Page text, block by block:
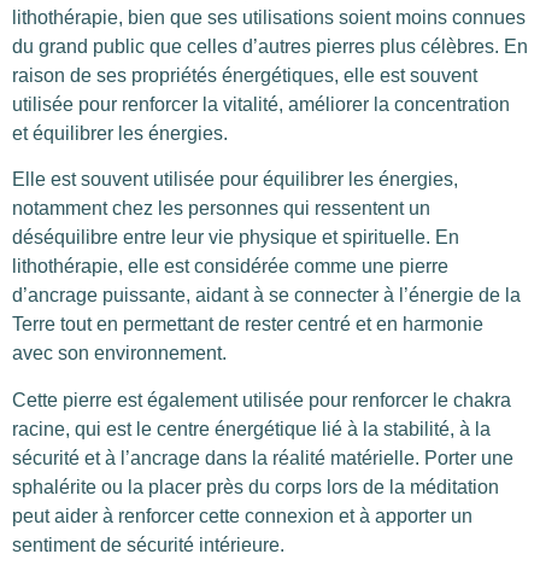
lithothérapie, bien que ses utilisations soient moins connues
du grand public que celles d’autres pierres plus célèbres. En
raison de ses propriétés énergétiques, elle est souvent
utilisée pour renforcer la vitalité, améliorer la concentration
et équilibrer les énergies.
Elle est souvent utilisée pour équilibrer les énergies,
notamment chez les personnes qui ressentent un
déséquilibre entre leur vie physique et spirituelle. En
lithothérapie, elle est considérée comme une pierre
d’ancrage puissante, aidant à se connecter à l’énergie de la
Terre tout en permettant de rester centré et en harmonie
avec son environnement.
Cette pierre est également utilisée pour renforcer le chakra
racine, qui est le centre énergétique lié à la stabilité, à la
sécurité et à l’ancrage dans la réalité matérielle. Porter une
sphalérite ou la placer près du corps lors de la méditation
peut aider à renforcer cette connexion et à apporter un
sentiment de sécurité intérieure.